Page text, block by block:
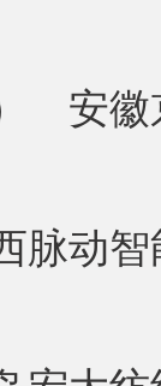
安徽
脉动智